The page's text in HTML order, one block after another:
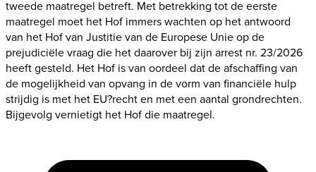
tweede maatregel betreft. Met betrekking tot de eerste
maatregel moet het Hof immers wachten op het antwoord
van het Hof van Justitie van de Europese Unie op de
prejudiciële vraag die het daarover bij zijn arrest nr. 23/2026
heeft gesteld. Het Hof is van oordeel dat de afschaffing van
de mogelijkheid van opvang in de vorm van financiële hulp
strijdig is met het EU?recht en met een aantal grondrechten.
Bijgevolg vernietigt het Hof die maatregel.